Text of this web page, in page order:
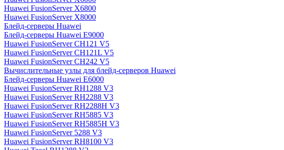
Huawei FusionServer X6800
Huawei FusionServer X8000
Блейд-серверы Huawei
Блейд-серверы Huawei E9000
Huawei FusionServer CH121 V5
Huawei FusionServer CH121L V5
Huawei FusionServer CH242 V5
Вычислительные узлы для блейд-серверов Huawei
Блейд-серверы Huawei E6000
Huawei FusionServer RH1288 V3
Huawei FusionServer RH2288 V3
Huawei FusionServer RH2288H V3
Huawei FusionServer RH5885 V3
Huawei FusionServer RH5885H V3
Huawei FusionServer 5288 V3
Huawei FusionServer RH8100 V3